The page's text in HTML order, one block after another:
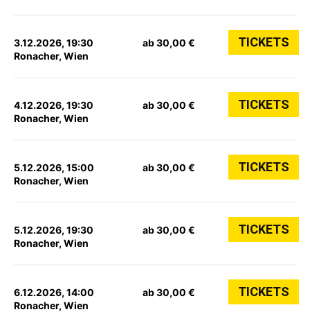
3.12.2026, 19:30
Ronacher, Wien
ab 30,00 € TICKETS
4.12.2026, 19:30
Ronacher, Wien
ab 30,00 € TICKETS
5.12.2026, 15:00
Ronacher, Wien
ab 30,00 € TICKETS
5.12.2026, 19:30
Ronacher, Wien
ab 30,00 € TICKETS
6.12.2026, 14:00
Ronacher, Wien
ab 30,00 € TICKETS